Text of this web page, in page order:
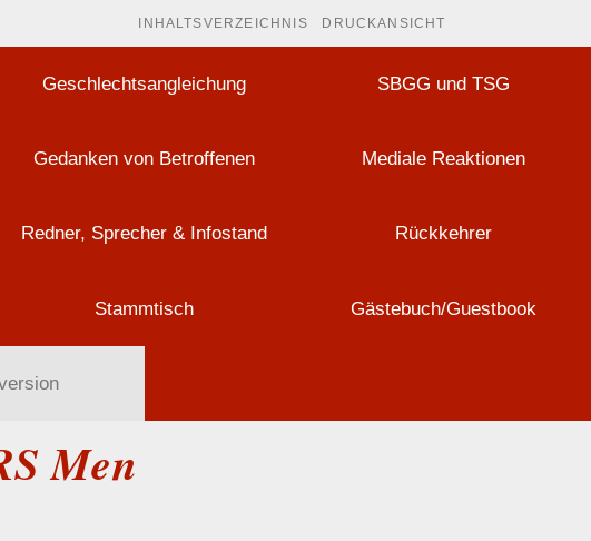
INHALTSVERZEICHNIS DRUCKANSICHT
Geschlechtsangleichung SBGG und TSG
Gedanken von Betroffenen Mediale Reaktionen
Redner, Sprecher & Infostand Rückkehrer
Stammtisch Gästebuch/Guestbook
Men